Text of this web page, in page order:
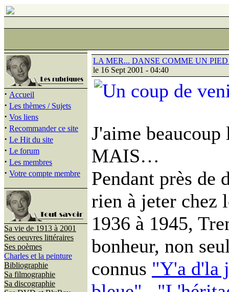
· Accueil
· Les thèmes / Sujets
· Vos liens
· Recommander ce site
· Le Hit du site
· Le forum
· Les membres
· Votre compte membre
Sa vie de 1913 à 2001
Ses oeuvres littéraires
Ses poèmes
Charles et la peinture
Bibliographie
Sa filmographie
Sa discographie
LA MER... DANSE COMME UN
le 16 Sept 2001 - 04:40
J'aime beaucoup
MAIS…
Pendant près de
rien à jeter chez
1936 à 1945,
bonheur, non
connus "Y'a d'la